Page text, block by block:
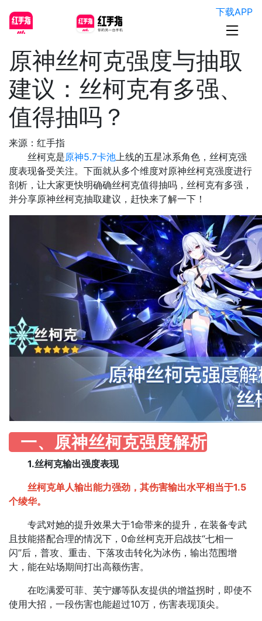
下载APP
原神丝柯克强度与抽取
建议：丝柯克有多强、
值得抽吗？
来源：红手指
丝柯克是原神5.7卡池上线的五星冰系角色，丝柯克强
度表现备受关注。下面就从多个维度对原神丝柯克强度进行
剖析，让大家更快明确确丝柯克值得抽吗，丝柯克有多强，
并分享​原神丝柯克抽取建议，赶快来了解一下！
一、原神丝柯克强度解析
1.丝柯克输出强度表现
丝柯克单人输出能力强劲，其伤害输出水平相当于1.5
个绫华。
专武对她的提升效果大于1命带来的提升，在装备专武
且技能搭配合理的情况下，0命丝柯克开启战技“七相一
闪”后，普攻、重击、下落攻击转化为冰伤，输出范围增
大，能在站场期间打出高额伤害。
在吃满爱可菲、芙宁娜等队友提供的增益拐时，即使不
使用大招，一段伤害也能超过10万，伤害表现顶尖。​